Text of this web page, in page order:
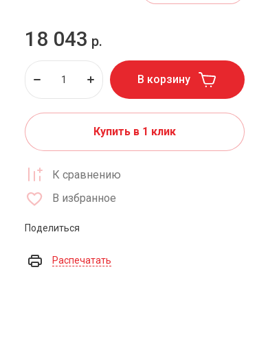
18 043 р.
В корзину
Купить в 1 клик
К сравнению
В избранное
Поделиться
Распечатать